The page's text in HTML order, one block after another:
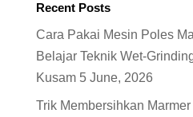
Recent Posts
Cara Pakai Mesin Poles
Belajar Teknik Wet-
Kusam 5 June, 2026
Trik Membersihkan